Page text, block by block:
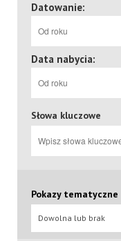
Datowanie:
Data nabycia:
Słowa kluczowe
Pokazy tematyczne
Dowolna lub brak